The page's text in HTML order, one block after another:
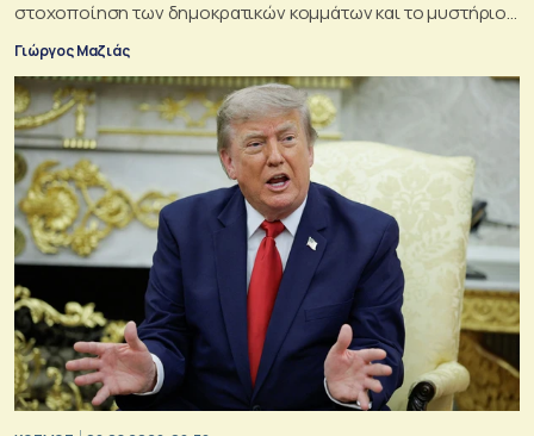
στοχοποίηση των δημοκρατικών κομμάτων και το μυστήριο
Γιώργος Μαζιάς